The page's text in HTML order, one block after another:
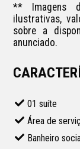
** Imagens
ilustrativas,
sobre a
anunciado.
01 suíte
Área de
Banheiro